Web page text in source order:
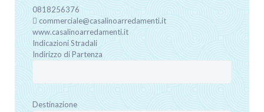
0818256376
commerciale@casalinoarredamenti.it
www.casalinoarredamenti.it
Indicazioni Stradali
Indirizzo di Partenza
Destinazione